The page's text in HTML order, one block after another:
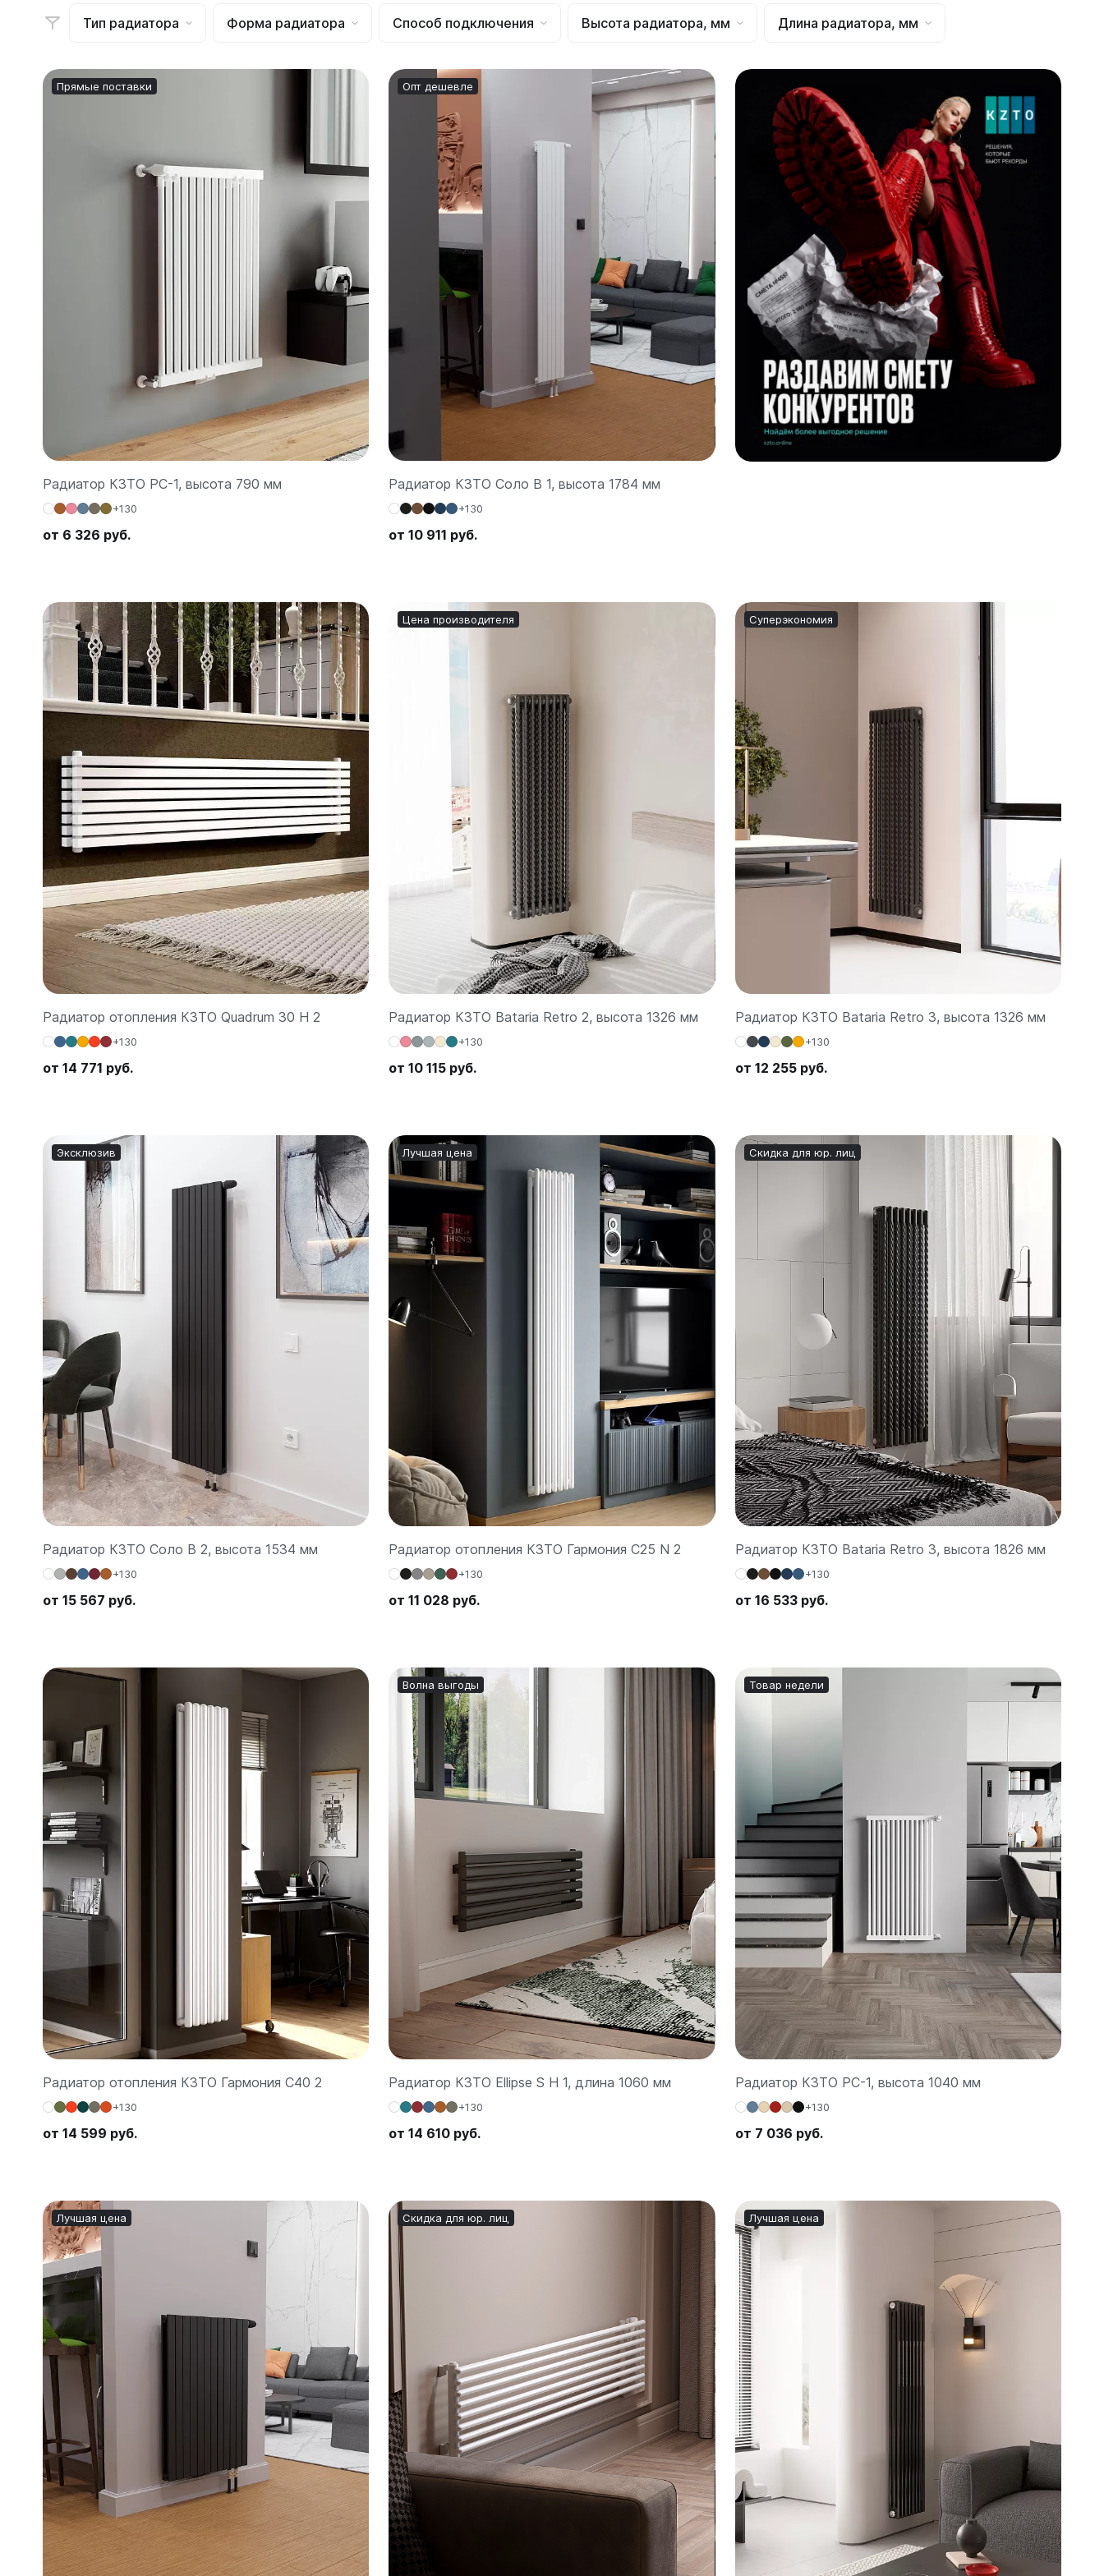
сообщений в WhatsApp и Telegram,
Написать в WhatsApp
Написать в Max
Ellipse S H
Гармония С40
Гармония А25 N
Гармония А20
РСК
Соло Г
Параллели
Параллели В
Параллели Г
Quadrum
Quadrum 30 V
Quadrum 40 V
Еще...
Quadrum NEO
Quadrum Neo 50 V
Quadrum Neo 50 H
Завалинки
Завалинка Гармония
Завалинка РС
Зеркала
Зеркало А40
Зеркало Г
Тип радиатора Форма радиатора Способ подключения Высота радиатора, мм Длина радиатора, мм
Прямые поставки
Радиатор КЗТО РС-1, высота 790 мм
+130
от 6 326 руб.
Опт дешевле
Радиатор КЗТО Соло В 1, высота 1784 мм
+130
от 10 911 руб.
Радиатор отопления КЗТО Quadrum 30 H 2
+130
от 14 771 руб.
Цена производителя
Радиатор КЗТО Bataria Retro 2, высота 1326 мм
+130
от 10 115 руб.
Суперэкономия
Радиатор КЗТО Bataria Retro 3, высота 1326 мм
+130
от 12 255 руб.
Эксклюзив
Радиатор КЗТО Соло В 2, высота 1534 мм
+130
от 15 567 руб.
Лучшая цена
Радиатор отопления КЗТО Гармония C25 N 2
+130
от 11 028 руб.
Скидка для юр. лиц
Радиатор КЗТО Bataria Retro 3, высота 1826 мм
+130
от 16 533 руб.
Радиатор отопления КЗТО Гармония С40 2
+130
от 14 599 руб.
Волна выгоды
Радиатор КЗТО Ellipse S H 1, длина 1060 мм
+130
от 14 610 руб.
Товар недели
Радиатор КЗТО РС-1, высота 1040 мм
+130
от 7 036 руб.
Лучшая цена Скидка для юр. лиц Лучшая цена